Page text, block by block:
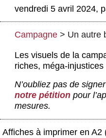
Publications
Boutique
vendredi 5 avril 2024,
Campagne > Un autre
Les visuels de la
riches, méga-injustices
N’oubliez pas de
notre pétition pour
mesures.
Affiches à imprimer en A2